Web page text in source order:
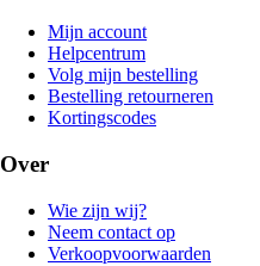
Mijn account
Helpcentrum
Volg mijn bestelling
Bestelling retourneren
Kortingscodes
Over
Wie zijn wij?
Neem contact op
Verkoopvoorwaarden